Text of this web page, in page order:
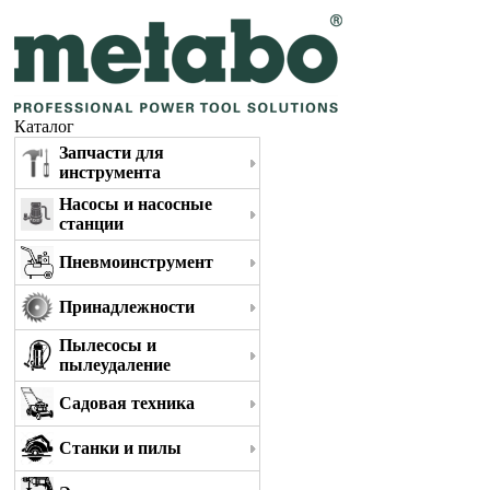
Каталог
Запчасти для
инструмента
Насосы и насосные
станции
Пневмоинструмент
Принадлежности
Пылесосы и
пылеудаление
Садовая техника
Станки и пилы